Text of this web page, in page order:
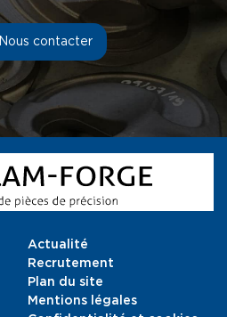
Nous contacter
Actualité
Recrutement
Plan du site
Mentions légales